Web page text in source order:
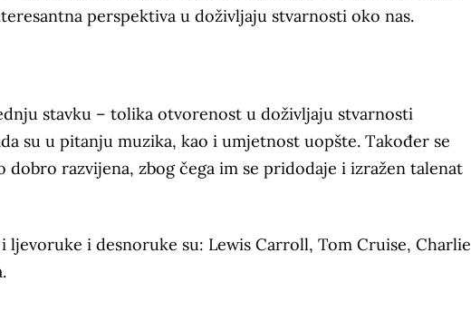
perspektiva u doživljaju stvarnosti oko nas.
stavku – tolika otvorenost u doživljaju stvarnosti
su u pitanju muzika, kao i umjetnost uopšte. Također se
razvijena, zbog čega im se pridodaje i izražen talenat
i desnoruke su: Lewis Carroll, Tom Cruise, Charlie